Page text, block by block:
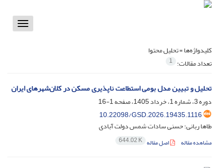
Toggle
کلیدواژه‌ها =تحلیل محتوا
تعداد مقالات: 1
تحلیل و تبیین مدل بومی استطاعت ناپذیری مسکن در کلان‌شهرهای ایران
دوره 3، شماره 1، خرداد 1405، صفحه
1-16
10.22098/GSD.2026.19435.1116
طاها ربانی؛ حسنی سادات شمس دولت آبادی
مشاهده مقاله اصل مقاله 644.02 K